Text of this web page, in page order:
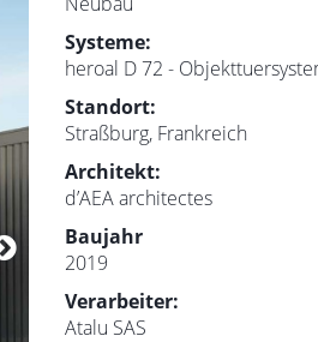
Systeme:
heroal D 72 -
Standort:
Straßburg, Frankreich
Architekt:
d’AEA architectes
Baujahr
2019
Verarbeiter:
Atalu SAS